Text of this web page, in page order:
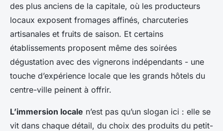
des plus anciens de la capitale, où les producteurs
locaux exposent fromages affinés, charcuteries
artisanales et fruits de saison. Et certains
établissements proposent même des soirées
dégustation avec des vignerons indépendants - une
touche d’expérience locale que les grands hôtels du
centre-ville peinent à offrir.
L’immersion locale n’est pas qu’un slogan ici : elle se
vit dans chaque détail, du choix des produits du petit-